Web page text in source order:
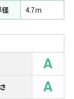
径 4.7m
A
A